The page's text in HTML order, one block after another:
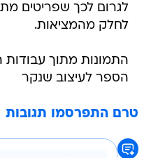
לגרום לכך שפריטים
לחלק מהמציאות.
התמונות מתוך עבודות
הספר לעיצוב שנקר
טרם התפרסמו תגובות